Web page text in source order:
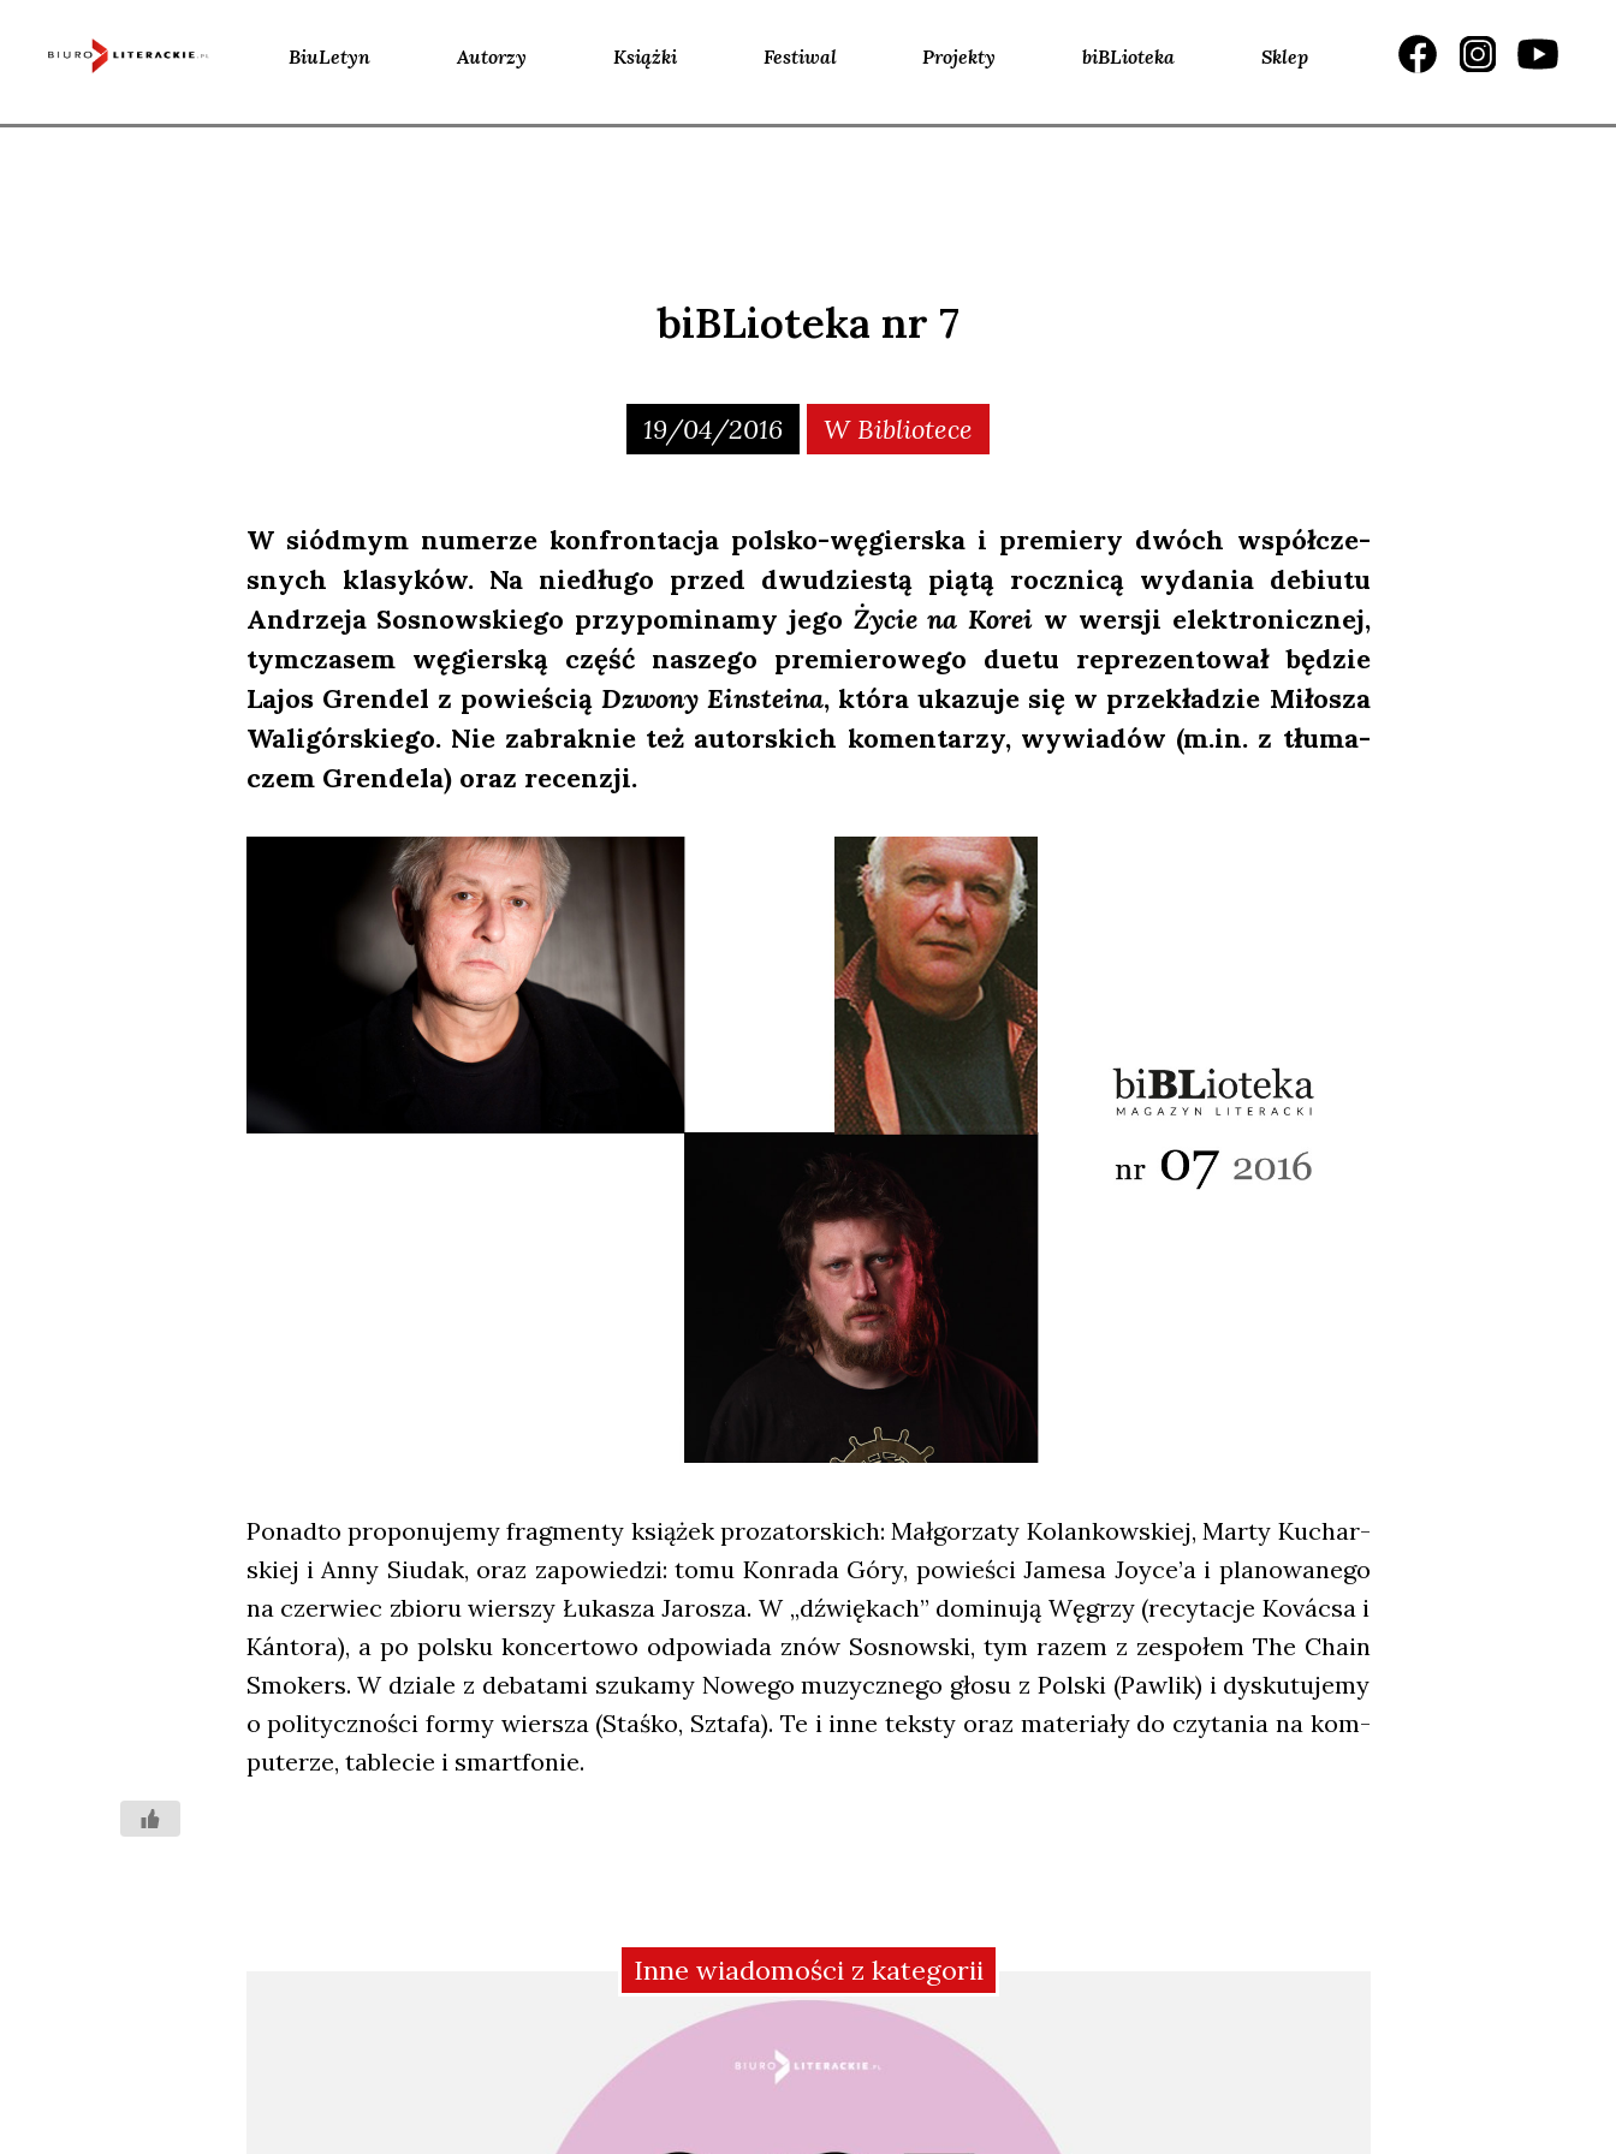
BiuLetyn Autorzy Książki Festiwal Projekty biBLioteka Sklep
biBLioteka nr 7
19/04/2016 W Bibliotece
W siód­mym nume­rze kon­fron­ta­cja pol­sko-węgier­ska i pre­mie­ry dwóch współ­cze­
snych kla­sy­ków. Na nie­dłu­go przed dwu­dzie­stą pią­tą rocz­ni­cą wyda­nia debiu­tu
Andrze­ja Sosnow­skie­go przy­po­mi­na­my jego Życie na Korei w wer­sji elek­tro­nicz­nej,
tym­cza­sem węgier­ską część nasze­go pre­mie­ro­we­go duetu repre­zen­to­wał będzie
Lajos Gren­del z powie­ścią Dzwo­ny Ein­ste­ina, któ­ra uka­zu­je się w prze­kła­dzie Miło­sza
Wali­gór­skie­go. Nie zabrak­nie też autor­skich komen­ta­rzy, wywia­dów (m.in. z tłu­ma­
czem Gren­de­la) oraz recen­zji.
Ponad­to pro­po­nu­je­my frag­men­ty ksią­żek pro­za­tor­skich: Mał­go­rza­ty Kolan­kow­skiej, Mar­ty Kuchar­
skiej i Anny Siu­dak, oraz zapo­wie­dzi: tomu Kon­ra­da Góry, powie­ści Jame­sa Joyce’a i pla­no­wa­ne­go
na czer­wiec zbio­ru wier­szy Łuka­sza Jaro­sza. W „dźwię­kach” domi­nu­ją Węgrzy (recy­ta­cje Kovác­sa i
Kán­to­ra), a po pol­sku kon­cer­to­wo odpo­wia­da znów Sosnow­ski, tym razem z zespo­łem The Cha­in
Smo­kers. W dzia­le z deba­ta­mi szu­ka­my Nowe­go muzycz­ne­go gło­su z Pol­ski (Paw­lik) i dys­ku­tu­je­my
o poli­tycz­no­ści for­my wier­sza (Staś­ko, Szta­fa). Te i inne tek­sty oraz mate­ria­ły do czy­ta­nia na kom­
pu­te­rze, table­cie i smart­fo­nie.
Inne wiadomości z kategorii